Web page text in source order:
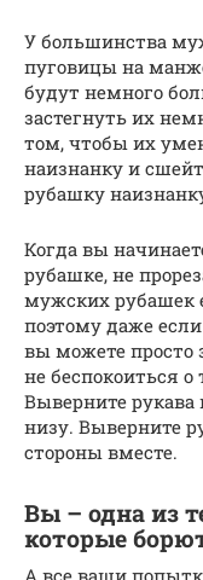
У большинства
пуговицы на
будут немного
застегнуть их
том, чтобы их
наизнанку и
рубашку
Когда вы
рубашке, не
мужских рубашек
поэтому даже
вы можете просто
не беспокоиться
Выверните рукава
низу. Выверните
стороны вместе.
Вы – одна из
которые